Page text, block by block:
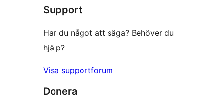
recensioner
Support
Har du något att säga? Behöver du
hjälp?
Visa supportforum
Donera